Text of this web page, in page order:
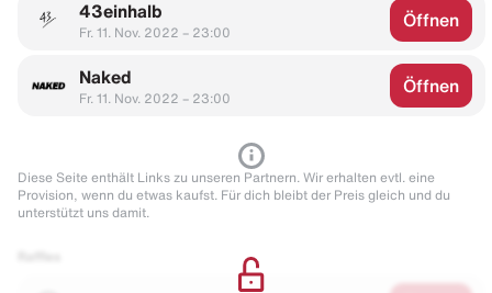
43einhalb
Fr. 11. Nov. 2022 – 23:00
Öffnen
Naked
Fr. 11. Nov. 2022 – 23:00
Öffnen
Diese Seite enthält Links zu unseren Partnern. Wir erhalten evtl. eine
Provision, wenn du etwas kaufst. Für dich bleibt der Preis gleich und du
unterstützt uns damit.